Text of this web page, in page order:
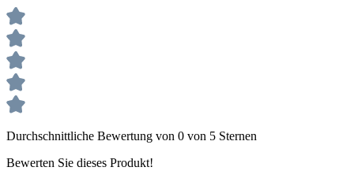
Durchschnittliche Bewertung von 0 von 5 Sternen
Bewerten Sie dieses Produkt!